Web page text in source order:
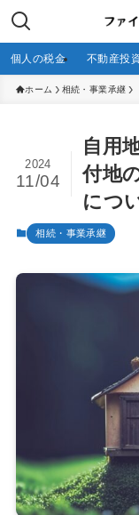
個人の税金 不動産投
ホーム 相続・事業承継
自用
付地
につ
2024
11/04
相続・事業承継